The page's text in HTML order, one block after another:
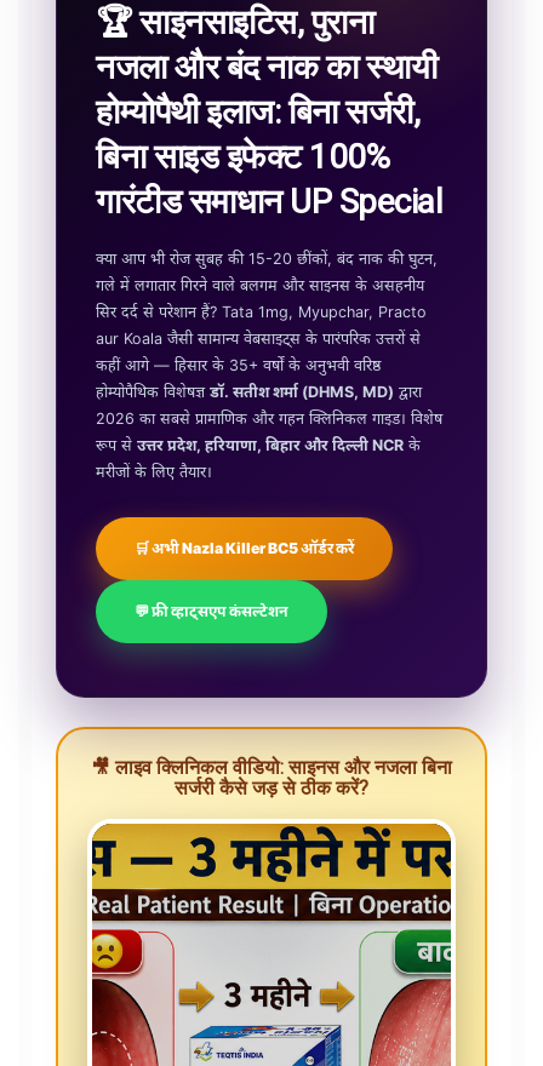
🏆 साइनसाइटिस, पुराना
नजला और बंद नाक का स्थायी
होम्योपैथी इलाज: बिना सर्जरी,
बिना साइड इफेक्ट 100%
गारंटीड समाधान UP Special
क्या आप भी रोज सुबह की 15-20 छींकों, बंद नाक की घुटन,
गले में लगातार गिरने वाले बलगम और साइनस के असहनीय
सिर दर्द से परेशान हैं? Tata 1mg, Myupchar, Practo
aur Koala जैसी सामान्य वेबसाइट्स के पारंपरिक उत्तरों से
कहीं आगे — हिसार के 35+ वर्षों के अनुभवी वरिष्ठ
होम्योपैथिक विशेषज्ञ डॉ. सतीश शर्मा (DHMS, MD) द्वारा
2026 का सबसे प्रामाणिक और गहन क्लिनिकल गाइड। विशेष
रूप से उत्तर प्रदेश, हरियाणा, बिहार और दिल्ली NCR के
मरीजों के लिए तैयार।
🛒 अभी Nazla Killer BC5 ऑर्डर करें
💬 फ्री व्हाट्सएप कंसल्टेशन
🎥 लाइव क्लिनिकल वीडियो: साइनस और नजला बिना
सर्जरी कैसे जड़ से ठीक करें?